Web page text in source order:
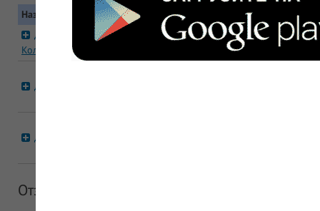
Название
Контакты
Дианта Санкт-Петербург, ул.
Коломенская, дом 12
Санкт-Петербург,
+7 (812) 628-60-79
Дианта Академика Челомея, дом 2А
Дианта Новаторов, дом 16
Отзывы об аптечной сети "Дианта"